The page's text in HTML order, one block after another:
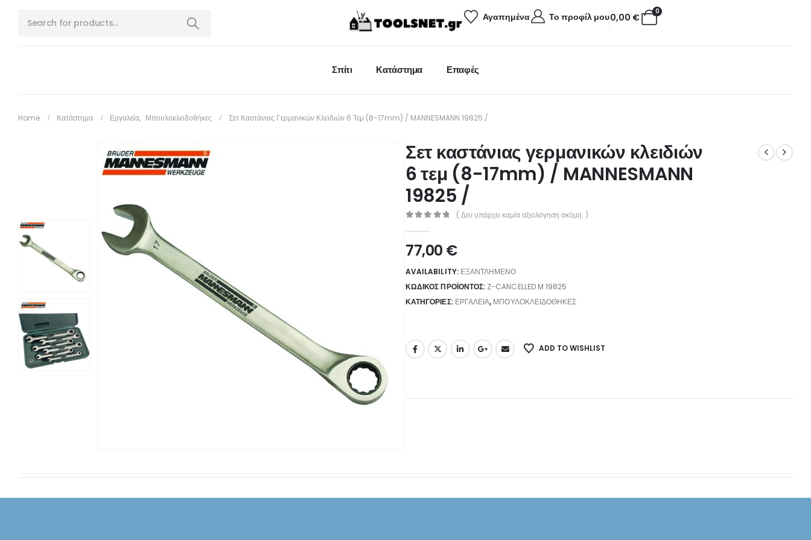
Αγαπημένα Το προφίλ μου 0
0,00 €
Σπίτι Κατάστημα Επαφές
Home Κατάστημα Εργαλεία, Μπουλοκλειδοθήκες Σετ Καστάνιας Γερμανικών Κλειδιών 6 Τεμ (8-17mm) / MANNESMANN 19825 /
Σετ καστάνιας γερμανικών κλειδιών
6 τεμ (8-17mm) / MANNESMANN
19825 /
( Δεν υπάρχει καμία αξιολόγηση ακόμη. )
77,00 €
AVAILABILITY: ΕΞΑΝΤΛΗΜΈΝΟ
ΚΩΔΙΚΌΣ ΠΡΟΪΌΝΤΟΣ: Z-CANCELLED M 19825
ΚΑΤΗΓΟΡΊΕΣ: ΕΡΓΑΛΕΊΑ, ΜΠΟΥΛΟΚΛΕΙΔΟΘΉΚΕΣ
ADD TO WISHLIST